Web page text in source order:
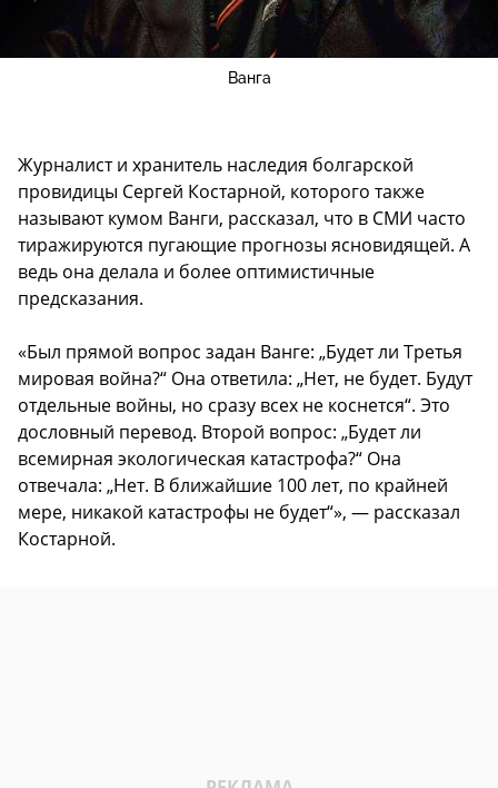
Ванга
Журналист и хранитель наследия болгарской
провидицы Сергей Костарной, которого также
называют кумом Ванги, рассказал, что в СМИ часто
тиражируются пугающие прогнозы ясновидящей. А
ведь она делала и более оптимистичные
предсказания.
«Был прямой вопрос задан Ванге: „Будет ли Третья
мировая война?“ Она ответила: „Нет, не будет. Будут
отдельные войны, но сразу всех не коснется“. Это
дословный перевод. Второй вопрос: „Будет ли
всемирная экологическая катастрофа?“ Она
отвечала: „Нет. В ближайшие 100 лет, по крайней
мере, никакой катастрофы не будет“», — рассказал
Костарной.